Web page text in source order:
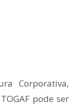
Corporativa,
pode ser